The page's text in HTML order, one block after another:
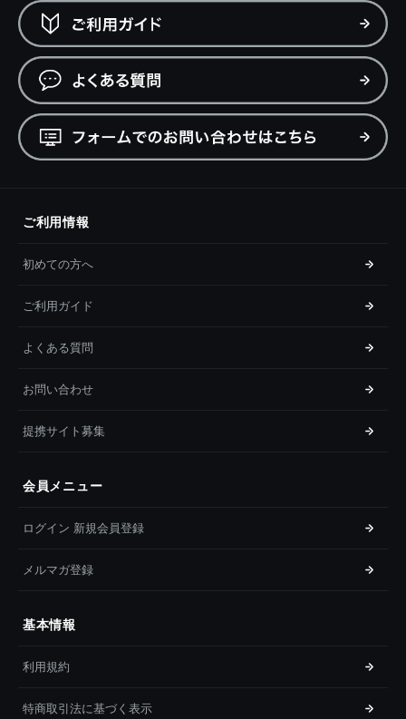
ご利用情報
初めての方へ
ご利用ガイド
よくある質問
お問い合わせ
提携サイト募集
会員メニュー
ログイン 新規会員登録
メルマガ登録
基本情報
利用規約
特商取引法に基づく表示